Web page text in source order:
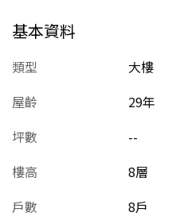
基本資料
類型
大樓
屋齡
29年
坪數
--
樓高
8層
戶數
8戶